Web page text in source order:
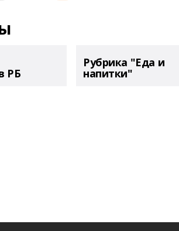
РБ
Рубрика "Еда и
напитки"